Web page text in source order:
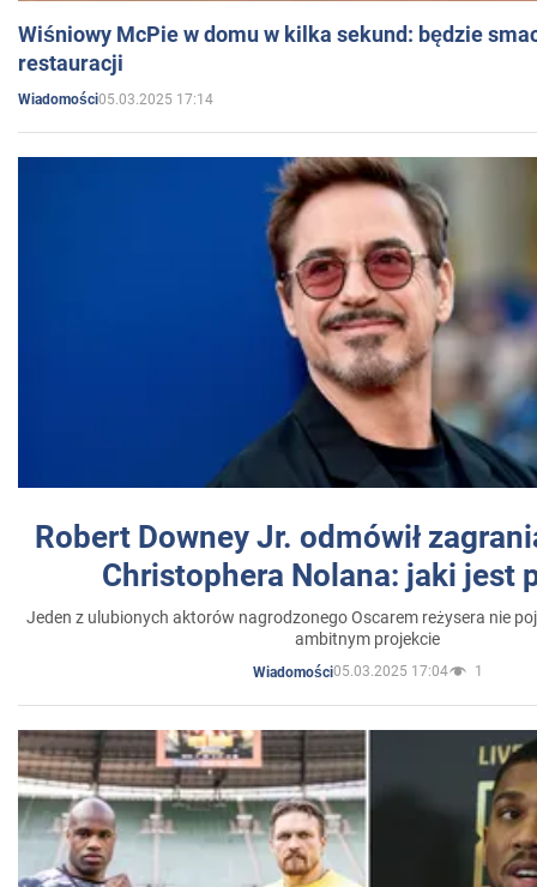
Wiśniowy McPie w domu w kilka sekund: będzie
restauracji
Wiadomości05.03.2025 17:14
Robert Downey Jr. odmówił
Christophera Nolana: jaki jest
Jeden z ulubionych aktorów nagrodzonego Oscarem reżysera nie
ambitnym projekcie
Wiadomości05.03.2025 17:04 1